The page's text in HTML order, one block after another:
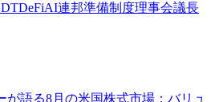
DeFiAI連邦準備制度理事会議長
語る8月の米国株式市場：バリュ